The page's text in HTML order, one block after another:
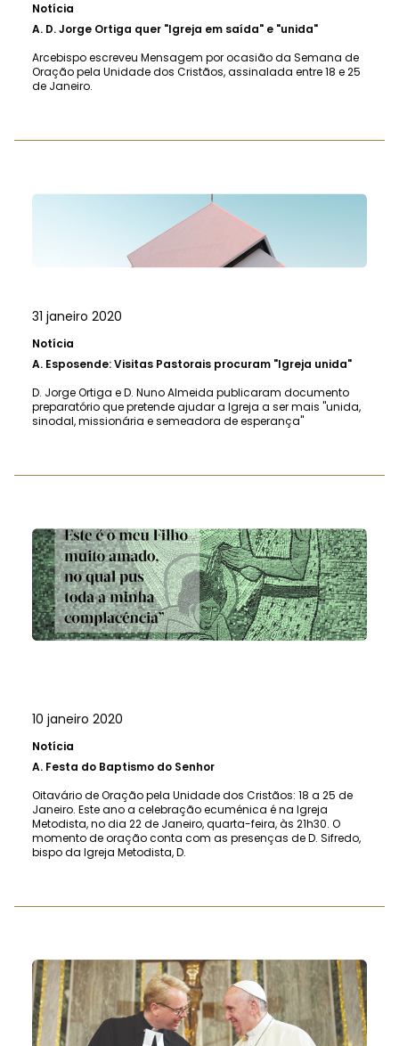
Notícia
A. D. Jorge Ortiga quer "Igreja em saída" e "unida"
Arcebispo escreveu Mensagem por ocasião da Semana de
Oração pela Unidade dos Cristãos, assinalada entre 18 e 25
de Janeiro.
31 janeiro 2020
Notícia
A. Esposende: Visitas Pastorais procuram "Igreja unida"
D. Jorge Ortiga e D. Nuno Almeida publicaram documento
preparatório que pretende ajudar a Igreja a ser mais "unida,
sinodal, missionária e semeadora de esperança"
10 janeiro 2020
Notícia
A. Festa do Baptismo do Senhor
Oitavário de Oração pela Unidade dos Cristãos: 18 a 25 de
Janeiro. Este ano a celebração ecuménica é na Igreja
Metodista, no dia 22 de Janeiro, quarta-feira, às 21h30. O
momento de oração conta com as presenças de D. Sifredo,
bispo da Igreja Metodista, D.